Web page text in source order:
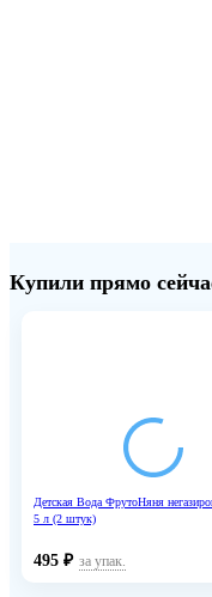
Купили прямо
Детская Вода ФрутоНяня
5 л (2 штук)
495 ₽ за упак.